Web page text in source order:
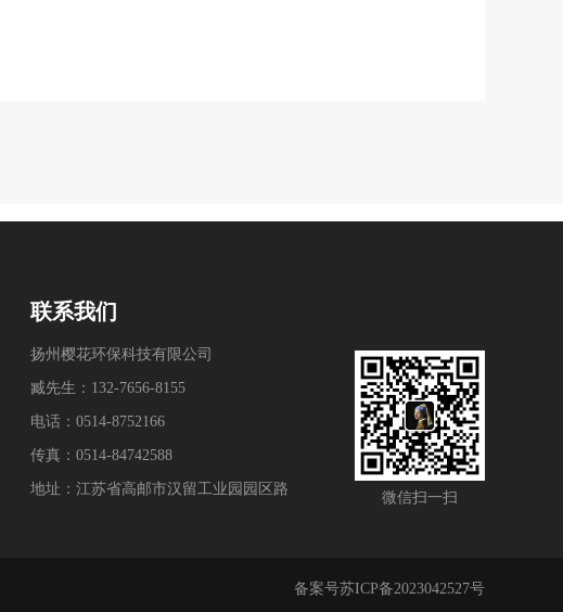
联系我们
扬州樱花环保科技有限公司
臧先生：132-7656-8155
电话：0514-8752166
传真：0514-84742588
地址：江苏省高邮市汉留工业园园区路
微信扫一扫
备案号苏ICP备2023042527号